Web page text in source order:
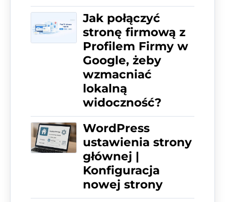
Jak połączyć
stronę firmową z
Profilem Firmy w
Google, żeby
wzmacniać
lokalną
widoczność?
WordPress
ustawienia strony
głównej |
Konfiguracja
nowej strony